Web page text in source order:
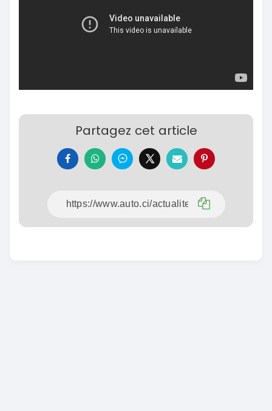
Partagez cet article